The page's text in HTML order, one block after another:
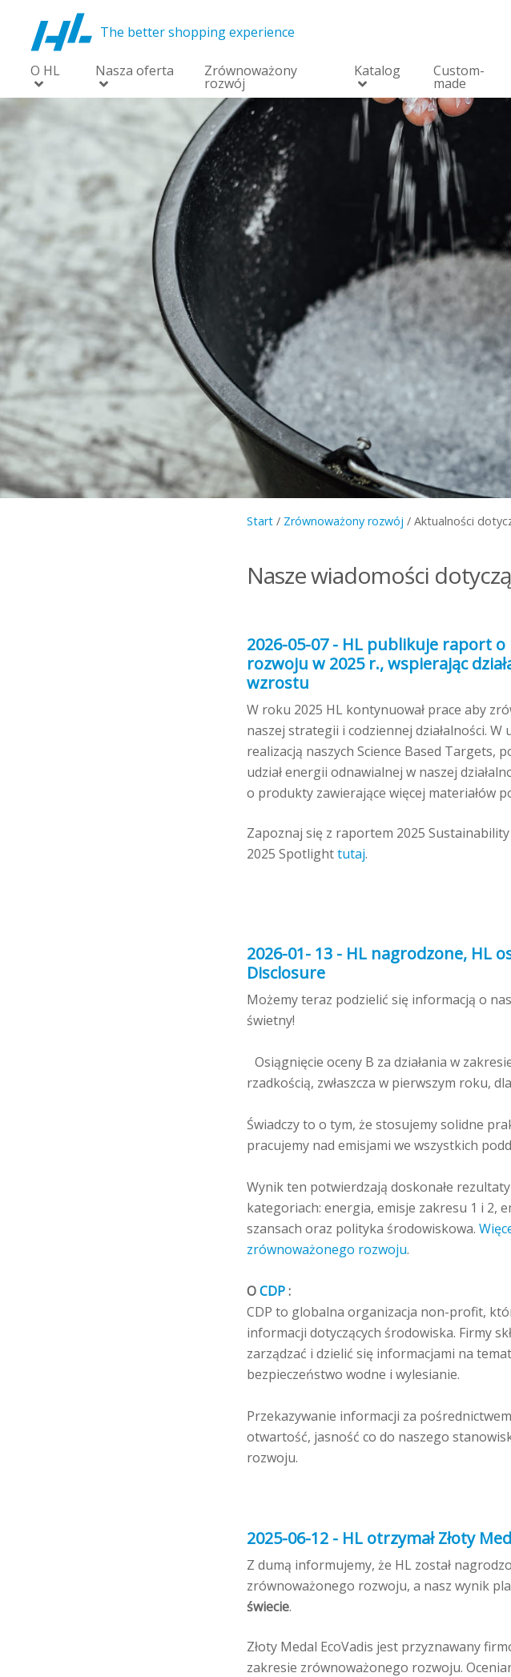
The better shopping experience
O HL Nasza oferta Zrównoważony
rozwój
Katalog Custom-
made
Start/ Zrównoważony rozwój / Aktualności
Nasze wiadomości
2026-05-07 - HL publikuje raport
rozwoju w 2025 r., wspierając
wzrostu
W roku 2025 HL kontynuował prace aby
naszej strategii i codziennej działalności.
realizacją naszych Science Based Targets,
udział energii odnawialnej w naszej
o produkty zawierające więcej materiałów
Zapoznaj się z raportem 2025
2025 Spotlighttutaj.
2026-01- 13 - HL nagrodzone, HL
Disclosure
Możemy teraz podzielić się informacją o
świetny!
Osiągnięcie oceny B za działania w
rzadkością, zwłaszcza w pierwszym roku,
Świadczy to o tym, że stosujemy solidne
pracujemy nad emisjami we wszystkich
Wynik ten potwierdzają doskonałe
kategoriach: energia, emisje zakresu 1 i 2,
szansach oraz polityka środowiskowa.
zrównoważonego rozwoju.
OCDP:
CDP to globalna organizacja non-profit,
informacji dotyczących środowiska. Firmy
zarządzać i dzielić się informacjami na
bezpieczeństwo wodne i wylesianie.
Przekazywanie informacji za
otwartość, jasność co do naszego
rozwoju.
2025-06-12 - HL otrzymał Złoty
Z dumą informujemy, że HL został
zrównoważonego rozwoju, a nasz wynik
świecie.
Złoty Medal EcoVadis jest przyznawany
zakresie zrównoważonego rozwoju.